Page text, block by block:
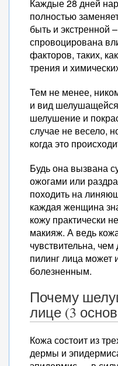
Каждые 28 дней
полностью
быть и экстренной
спровоцирована
факторов, таких,
трения и
Тем не менее,
и вид
шелушение и
случае не весело,
когда это
Будь она вызвана
ожогами или
походить на
каждая женщина
кожу практически
макияж. А ведь
чувствительна,
пилинг лица может
болезненным.
Почему
лице (3
Кожа состоит из
дермы и